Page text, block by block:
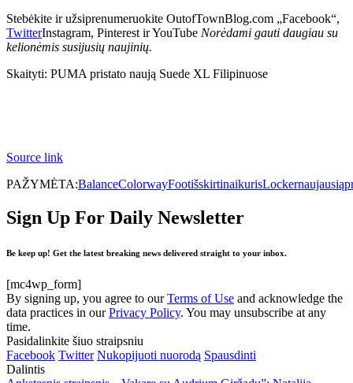
Stebėkite ir užsiprenumeruokite OutofTownBlog.com „Facebook“,
TwitterInstagram, Pinterest ir YouTube Norėdami gauti daugiau su
kelionėmis susijusių naujinių.
Skaityti: PUMA pristato naują Suede XL Filipinuose
Source link
PAŽYMĖTA:BalanceColorwayFootišskirtinaikurisLockernaujausią
Sign Up For Daily Newsletter
Be keep up! Get the latest breaking news delivered straight to your inbox.
[mc4wp_form]
By signing up, you agree to ourTerms of Use and acknowledge the
data practices in ourPrivacy Policy. You may unsubscribe at any
time.
Pasidalinkite šiuo straipsniu
Facebook Twitter Nukopijuoti nuorodą Spausdinti
Dalintis